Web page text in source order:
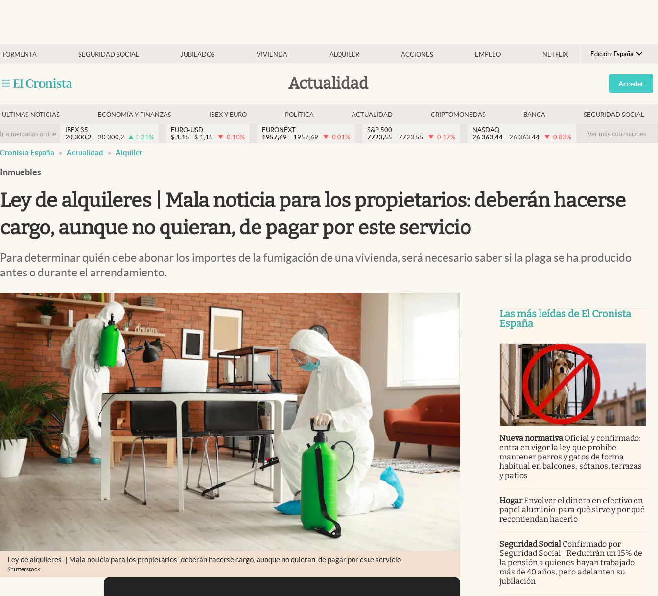
TORMENTA SEGURIDAD SOCIAL JUBILADOS VIVIENDA ALQUILER ACCIONES EMPLEO NETFLIX Edición: España
Argentina
España
USA
Colombia
Actualidad
Economía y finanzas
Criptomonedas
Acceder
ULTIMAS NOTICIAS ECONOMÍA Y FINANZAS IBEX Y EURO POLÍTICA ACTUALIDAD CRIPTOMONEDAS BANCA SEGURIDAD SOCIAL
Ir a mercados online
IBEX 35
20.300,2
20.300,2 1.21%
EURO-USD
$ 1,15 $ 1,15 -0.10%
EURONEXT
1957,69
1957,69 -0.01%
S&P 500
7723,55
7723,55 -0.17%
NASDAQ
26.363,44
26.363,44 -0.83% Ver más cotizaciones
Cronista España Actualidad Alquiler
Inmuebles
Ley de alquileres | Mala noticia para los propietarios: deberán hacerse
cargo, aunque no quieran, de pagar por este servicio
Para determinar quién debe abonar los importes de la fumigación de una vivienda, será necesario saber si la plaga se ha producido
antes o durante el arrendamiento.
Ley de alquileres: | Mala noticia para los propietarios: deberán hacerse cargo, aunque no quieran, de pagar por este servicio.
Shutterstock
Las más leídas de El Cronista
España
Nueva normativa Oficial y confirmado:
entra en vigor la ley que prohíbe
mantener perros y gatos de forma
habitual en balcones, sótanos, terrazas
y patios
HogarEnvolver el dinero en efectivo en
papel aluminio: para qué sirve y por qué
recomiendan hacerlo
Seguridad Social Confirmado por
Seguridad Social | Reducirán un 15% de
la pensión a quienes hayan trabajado
más de 40 años, pero adelanten su
jubilación